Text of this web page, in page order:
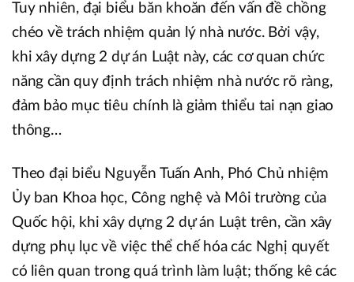
Tuy nhiên, đại biểu băn khoăn đến vấn đề chồng
chéo về trách nhiệm quản lý nhà nước. Bởi vậy,
khi xây dựng 2 dự án Luật này, các cơ quan chức
năng cần quy định trách nhiệm nhà nước rõ ràng,
đảm bảo mục tiêu chính là giảm thiểu tai nạn giao
thông…
Theo đại biểu Nguyễn Tuấn Anh, Phó Chủ nhiệm
Ủy ban Khoa học, Công nghệ và Môi trường của
Quốc hội, khi xây dựng 2 dự án Luật trên, cần xây
dựng phụ lục về việc thể chế hóa các Nghị quyết
có liên quan trong quá trình làm luật; thống kê các